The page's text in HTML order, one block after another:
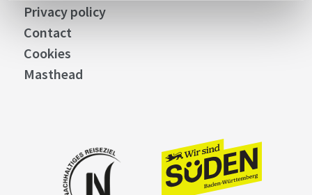
Privacy policy
Contact
Cookies
Masthead